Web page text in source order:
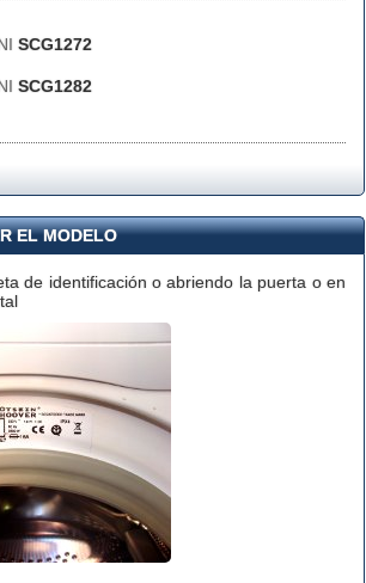
SCG1272
SCG1282
EL MODELO
de identificación o abriendo la puerta o en